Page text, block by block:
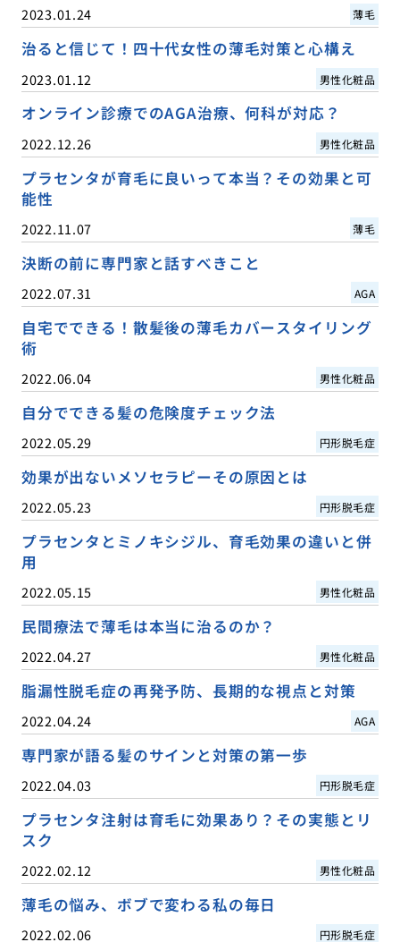
2023.01.24 薄毛
治ると信じて！四十代女性の薄毛対策と心構え
2023.01.12 男性化粧品
オンライン診療でのAGA治療、何科が対応？
2022.12.26 男性化粧品
プラセンタが育毛に良いって本当？その効果と可
能性
2022.11.07 薄毛
決断の前に専門家と話すべきこと
2022.07.31 AGA
自宅でできる！散髪後の薄毛カバースタイリング
術
2022.06.04 男性化粧品
自分でできる髪の危険度チェック法
2022.05.29 円形脱毛症
効果が出ないメソセラピーその原因とは
2022.05.23 円形脱毛症
プラセンタとミノキシジル、育毛効果の違いと併
用
2022.05.15 男性化粧品
民間療法で薄毛は本当に治るのか？
2022.04.27 男性化粧品
脂漏性脱毛症の再発予防、長期的な視点と対策
2022.04.24 AGA
専門家が語る髪のサインと対策の第一歩
2022.04.03 円形脱毛症
プラセンタ注射は育毛に効果あり？その実態とリ
スク
2022.02.12 男性化粧品
薄毛の悩み、ボブで変わる私の毎日
2022.02.06 円形脱毛症